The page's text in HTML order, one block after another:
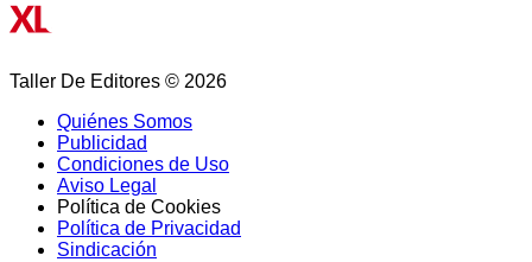
Taller De Editores © 2026
Quiénes Somos
Publicidad
Condiciones de Uso
Aviso Legal
Política de Cookies
Política de Privacidad
Sindicación